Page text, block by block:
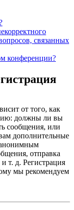
связанных
конференции?
от того, как
должны ли вы
сообщения, или
дополнительные
отправка
т. д. Регистрация
мы рекомендуем